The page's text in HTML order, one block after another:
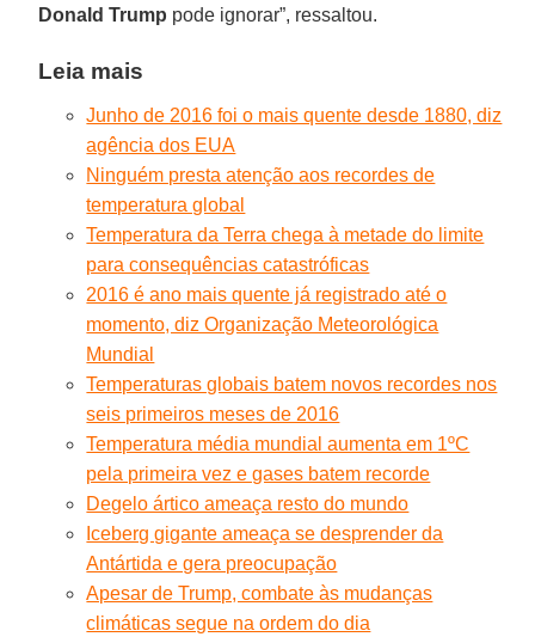
Donald Trump pode ignorar”, ressaltou.
Leia mais
Junho de 2016 foi o mais quente desde 1880, diz
agência dos EUA
Ninguém presta atenção aos recordes de
temperatura global
Temperatura da Terra chega à metade do limite
para consequências catastróficas
2016 é ano mais quente já registrado até o
momento, diz Organização Meteorológica
Mundial
Temperaturas globais batem novos recordes nos
seis primeiros meses de 2016
Temperatura média mundial aumenta em 1ºC
pela primeira vez e gases batem recorde
Degelo ártico ameaça resto do mundo
Iceberg gigante ameaça se desprender da
Antártida e gera preocupação
Apesar de Trump, combate às mudanças
climáticas segue na ordem do dia